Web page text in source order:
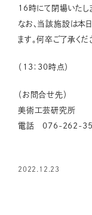
16時にて閉場いたし
なお、当該施設は本
ます。何卒ご了承くだ
（13：30時点）
（お問合せ先）
美術工芸研究所
電話 076-262-
2022.12.23